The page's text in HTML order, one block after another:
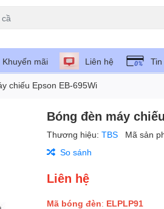
Khuyến mãi Liên hệ
chiếu Epson EB-695Wi
Bóng đèn máy
Thương hiệu:TBS Mã sản
So sánh
Liên hệ
Mã bóng đèn: ELPLP91